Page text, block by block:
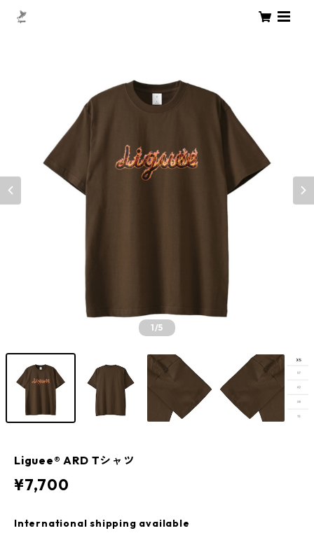
1/5
Liguee®️ ARD Tシャツ
¥7,700
International shipping available